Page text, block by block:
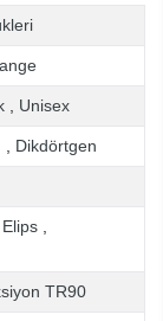
Unisex
Dikdörtgen
TR90